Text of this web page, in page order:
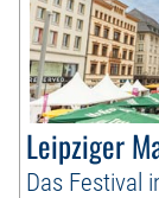
Leipziger
Das Festival